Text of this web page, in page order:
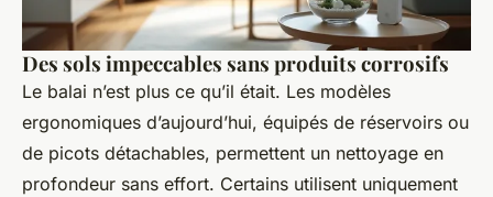
Des sols impeccables sans produits corrosifs
Le balai n’est plus ce qu’il était. Les modèles
ergonomiques d’aujourd’hui, équipés de réservoirs ou
de picots détachables, permettent un nettoyage en
profondeur sans effort. Certains utilisent uniquement